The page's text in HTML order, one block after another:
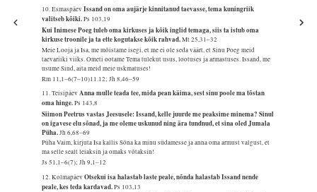
10. EsmaspäevIssand on oma aujärje kinnitanud taevasse, tema kuningriik
valitseb kõiki.Ps 103,19
Kui Inimese Poeg tuleb oma kirkuses ja kõik inglid temaga, siis ta istub oma
kirkuse troonile ja ta ette kogutakse kõik rahvad.Mt 25,31–32
Meie Looja ja Isa, me mõistame isegi, et me ei ole seda väärt, et Sinu Poeg meid
taevariiki viiks. Ometi ootame Tema tulekut usus, lootuses ja armastuses. Issand, me
usume Sind, aita meid meie uskmatuses!
Rm 11,1–6(7–10)11.12; Jh 8,46–59
11. TeisipäevAnna mulle teada tee, mida pean käima, sest sinu poole ma tõstan
oma hinge.Ps 143,8
Siimon Peetrus vastas Jeesusele: Issand, kelle juurde me peaksime minema? Sinul
on igavese elu sõnad, ja me oleme uskunud ning ära tundnud, et sina oled Jumala
Püha.Jh 6,68–69
Püha Vaim, kirjuta Isa kallis Sõna ka minu südamesse ja anna oma armust valgust, et
ma selle sealt leiaksin ja omaks võtaksin!
Js 51,1–6(7); Jh 9,1–12
12. KolmapäevOtsekui isa halastab laste peale, nõnda halastab Issand nende
peale, kes teda kardavad.Ps 103,13